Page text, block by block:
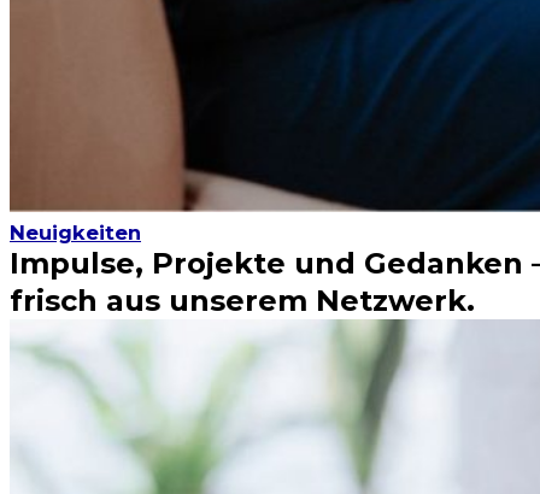
Neuigkeiten
Impulse, Projekte und Gedanken
frisch aus unserem Netzwerk.